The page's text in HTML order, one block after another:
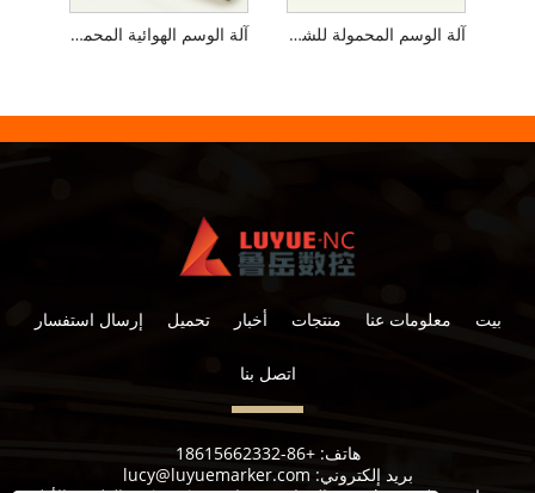
آلة الوسم الهوائية المحمولة للأنابيب آلة الوسم المحمولة للشفاه
بيت معلومات عنا منتجات أخبار تحميل إرسال استفسار
اتصل بنا
هاتف:+86-18615662332
بريد إلكتروني: lucy@luyuemarker.com